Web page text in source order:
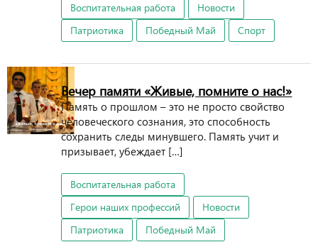
Воспитательная работа
Новости
Патриотика
Победный Май Спорт
Вечер памяти «Живые, помните о нас!»
Память о прошлом – это не просто свойство
человеческого сознания, это способность
сохранить следы минувшего. Память учит и
призывает, убеждает […]
Воспитательная работа
Герои наших профессий
Новости
Патриотика
Победный Май